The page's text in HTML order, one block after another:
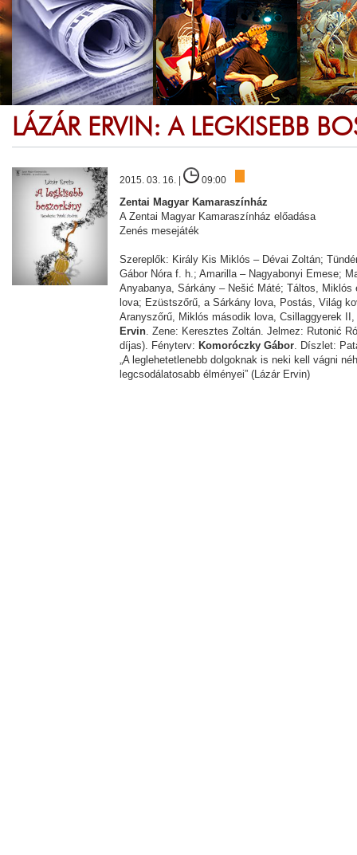
LÁZÁR ERVIN: A LEGKISEBB
2015. 03. 16. | 09:00
Zentai Magyar Kamaraszínház
A Zentai Magyar Kamaraszínház előadása
Zenés mesejáték
Szereplők: Király Kis Miklós – Dévai Zoltán;
Gábor Nóra f. h.; Amarilla – Nagyabonyi Emese;
Anyabanya, Sárkány – Nešić Máté; Táltos,
lova; Ezüstszőrű, a Sárkány lova, Postás, Világ
Aranyszőrű, Miklós második lova, Csillaggyerek
Ervin. Zene: Keresztes Zoltán. Jelmez: Rutonić
díjas). Fényterv: Komoróczky Gábor. Díszlet:
„A leglehetetlenebb dolgoknak is neki kell vágni
legcsodálatosabb élményei” (Lázár Ervin)